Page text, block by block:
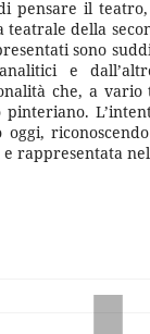
pensare il
teatrale della
sono
e
che, a
pinteriano.
rappresentata